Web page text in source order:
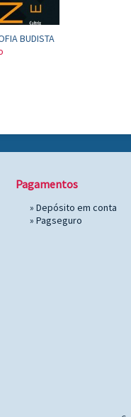
BUDISTA
Pagamentos
» Depósito em conta
» Pagseguro